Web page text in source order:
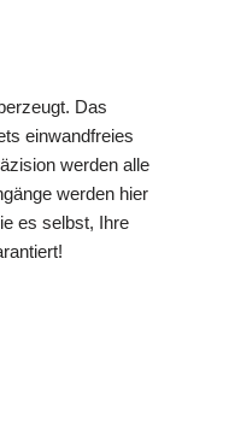
Das
einwandfreies
werden alle
werden hier
es selbst, Ihre